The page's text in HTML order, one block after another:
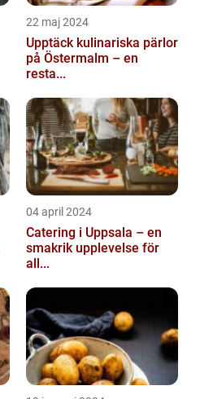
22 maj 2024
Upptäck kulinariska pärlor
på Östermalm – en
resta...
04 april 2024
Catering i Uppsala – en
smakrik upplevelse för
all...